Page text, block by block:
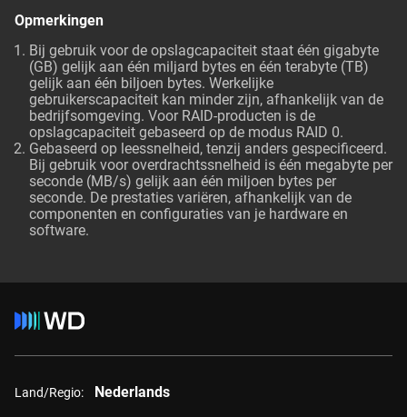
Opmerkingen
Bij gebruik voor de opslagcapaciteit staat één gigabyte
(GB) gelijk aan één miljard bytes en één terabyte (TB)
gelijk aan één biljoen bytes. Werkelijke
gebruikerscapaciteit kan minder zijn, afhankelijk van de
bedrijfsomgeving. Voor RAID-producten is de
opslagcapaciteit gebaseerd op de modus RAID 0.
Gebaseerd op leessnelheid, tenzij anders gespecificeerd.
Bij gebruik voor overdrachtssnelheid is één megabyte per
seconde (MB/s) gelijk aan één miljoen bytes per
seconde. De prestaties variëren, afhankelijk van de
componenten en configuraties van je hardware en
software.
Land/Regio: Nederlands